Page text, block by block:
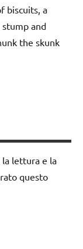
biscuits, a
stump and
the skunk
la lettura e la
questo